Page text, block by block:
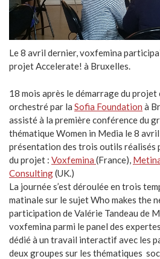
Le 8 avril dernier, voxfemina
projet Accelerate! à Bruxelles.
18 mois après le démarrage du
orchestré par la Sofia Foundation à
assisté à la première conférence du
thématique Women in Media le 8
présentation des trois outils réalisés
du projet : Voxfemina (France),
Consulting(UK.)
La journée s’est déroulée en trois
matinale sur le sujet Who makes the
participation de Valérie Tandeau de
voxfemina parmi le panel des
dédié à un travail interactif avec les
deux groupes sur les thématiques